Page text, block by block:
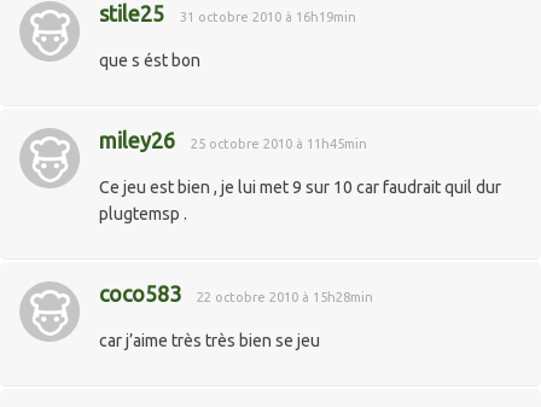
stile25 31 octobre 2010 à 16h19min
que s ést bon
miley26 25 octobre 2010 à 11h45min
Ce jeu est bien , je lui met 9 sur 10 car faudrait quil dur
plugtemsp .
coco583 22 octobre 2010 à 15h28min
car j’aime très très bien se jeu